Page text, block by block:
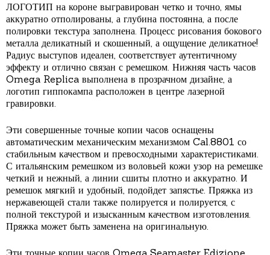
ЛОГОТИП на короне выгравирован четко и точно, ямы
аккуратно отполированы, а глубина постоянна, а после
полировки текстура заполнена. Процесс рисования бокового
металла деликатный и скошенный, а ощущение деликатное!
Радиус выступов идеален, соответствует аутентичному
эффекту и отлично связан с ремешком. Нижняя часть часов
Omega Replica выполнена в прозрачном дизайне, а
логотип гиппокампа расположен в центре лазерной
гравировки.
Эти совершенные точные копии часов оснащены
автоматическим механическим механизмом Cal.8801 со
стабильным качеством и превосходными характеристиками.
С итальянским ремешком из воловьей кожи узор на ремешке
четкий и нежный, а линии сшиты плотно и аккуратно. И
ремешок мягкий и удобный, подойдет запястье. Пряжка из
нержавеющей стали также полируется и полируется, с
полной текстурой и изысканным качеством изготовления.
Пряжка может быть заменена на оригинальную.